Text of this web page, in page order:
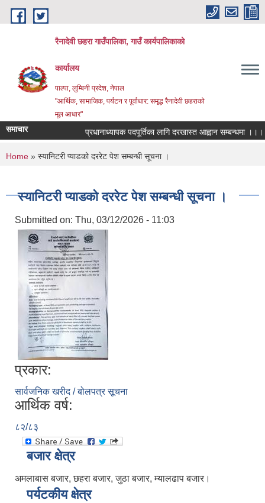
Skip to main content
रैनादेवी छहरा गाउँपालिका, गाउँ कार्यपालिकाको
कार्यालय
पाल्पा, लुम्बिनी प्रदेश, नेपाल
"आर्थिक, सामाजिक, पर्यटन र पूर्वाधार: समृद्ध रैनादेवी छहराको
मूल आधार"
समाचार प्रधानाध्यापक पदपूर्तिका लागि दरखास्त आह्वान सम्बन्धमा ।।।
You are here
Home » स्यानिटरी प्याडको दररेट पेश सम्बन्धी सूचना ।
स्यानिटरी प्याडको दररेट पेश सम्बन्धी सूचना ।
Submitted on: Thu, 03/12/2026 - 11:03
प्रकार:
सार्वजनिक खरीद / बोलपत्र सूचना
आर्थिक वर्ष:
८२/८३
बजार क्षेत्र
अमलाबास बजार, छहरा बजार, जुठा बजार, म्यालढाप बजार।
पर्यटकीय क्षेत्र